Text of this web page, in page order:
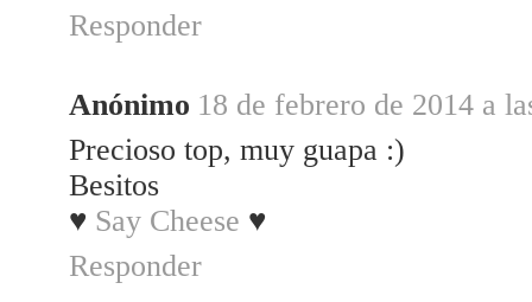
Responder
Anónimo 18 de febrero de 2014 a
Precioso top, muy guapa :)
Besitos
♥ Say Cheese ♥
Responder